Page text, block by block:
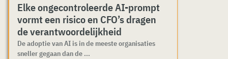
Elke ongecontroleerde AI-prompt
vormt een risico en CFO’s dragen
de verantwoordelijkheid
De adoptie van AI is in de meeste organisaties
sneller gegaan dan de ...